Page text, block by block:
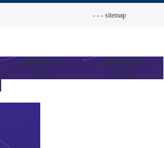
- - - sitemap
新闻中心
news
服务承诺
service